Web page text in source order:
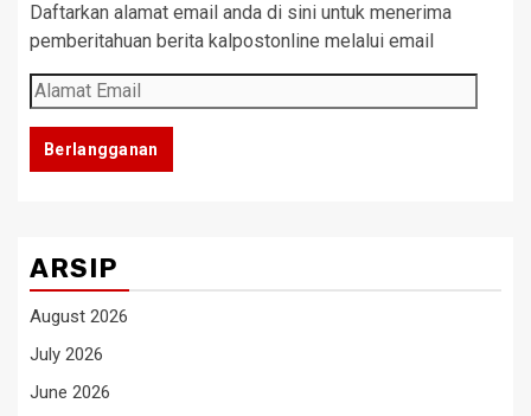
Daftarkan alamat email anda di sini untuk menerima
pemberitahuan berita kalpostonline melalui email
Alamat
Email
Berlangganan
ARSIP
August 2026
July 2026
June 2026